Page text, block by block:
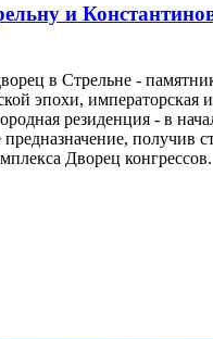
и
в Стрельне -
эпохи, императорская и
резиденция - в
получив
Дворец конгрессов.